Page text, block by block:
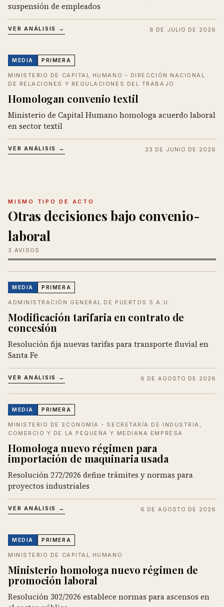
suspensión de empleados
VER ANÁLISIS → 8 DE JULIO DE 2026
MEDIA PRIMERA
MINISTERIO DE CAPITAL HUMANO - DIRECCIÓN NACIONAL
DE RELACIONES Y REGULACIONES DEL TRABAJO
Homologan convenio textil
Ministerio de Capital Humano homologa acuerdo laboral
en sector textil
VER ANÁLISIS → 23 DE JUNIO DE 2026
MISMO TIPO DE ACTO
Otras decisiones bajo convenio-
laboral
3 AVISOS
MEDIA PRIMERA
ADMINISTRACIÓN GENERAL DE PUERTOS S.A.U.
Modificación tarifaria en contrato de
concesión
Resolución fija nuevas tarifas para transporte fluvial en
Santa Fe
VER ANÁLISIS → 6 DE AGOSTO DE 2026
MEDIA PRIMERA
MINISTERIO DE ECONOMÍA - SECRETARÍA DE INDUSTRIA,
COMERCIO Y DE LA PEQUEÑA Y MEDIANA EMPRESA
Homologa nuevo régimen para
importación de maquinaria usada
Resolución 272/2026 define trámites y normas para
proyectos industriales
VER ANÁLISIS → 6 DE AGOSTO DE 2026
MEDIA PRIMERA
MINISTERIO DE CAPITAL HUMANO
Ministerio homologa nuevo régimen de
promoción laboral
Resolución 302/2026 establece normas para ascensos en